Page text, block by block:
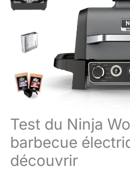
Test du Ninja
barbecue
découvrir